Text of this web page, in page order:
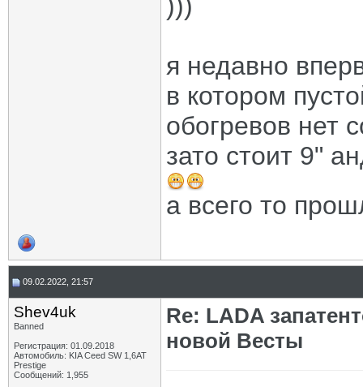
я недавно
в котором
обогревов нет
зато стоит 9"
а всего то
09.02.2022, 21:57
Shev4uk
Banned
Регистрация: 01.09.2018
Автомобиль: KIA Ceed SW 1,6AT
Prestige
Сообщений: 1,955
Re: LADA
новой Весты